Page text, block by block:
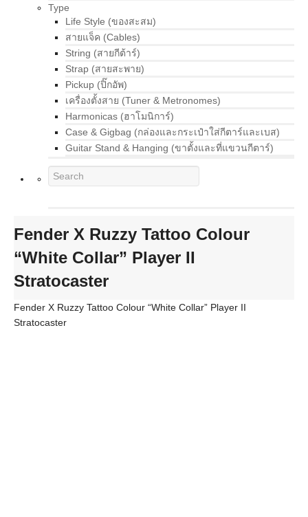
Type
Life Style (ของสะสม)
สายแจ็ค (Cables)
String (สายกีต้าร์)
Strap (สายสะพาย)
Pickup (ปิ๊กอัพ)
เครื่องตั้งสาย (Tuner & Metronomes)
Harmonicas (ฮาโมนิการ์)
Case & Gigbag (กล่องและกระเป๋าใส่กีตาร์และเบส)
Guitar Stand & Hanging (ขาตั้งและที่แขวนกีตาร์)
Fender X Ruzzy Tattoo Colour
“White Collar” Player II
Stratocaster
Fender X Ruzzy Tattoo Colour “White Collar” Player II
Stratocaster